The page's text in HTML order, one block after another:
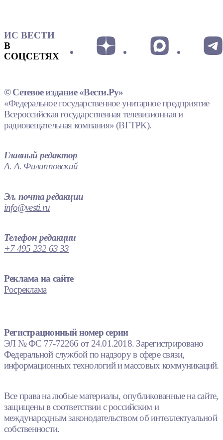
ИС ВЕСТИ
В
СОЦСЕТЯХ
© Сетевое издание «Вести.Ру»
«Федеральное государственное унитарное предприятие
Всероссийская государственная телевизионная и
радиовещательная компания» (ВГТРК).
Главный редактор
А. А. Филипповский
Эл. почта редакции
info@vesti.ru
Телефон редакции
+7 495 232 63 33
Реклама на сайте
Росреклама
Регистрационный номер серии
ЭЛ № ФС 77-72266 от 24.01.2018. Зарегистрировано
Федеральной службой по надзору в сфере связи,
информационных технологий и массовых коммуникаций.
Все права на любые материалы, опубликованные на сайте,
защищены в соответствии с российским и
международным законодательством об интеллектуальной
собственности.